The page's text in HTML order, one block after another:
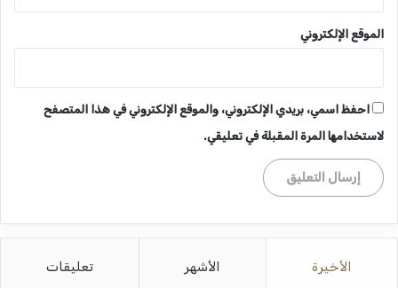
الموقع الإلكتروني
احفظ اسمي، بريدي الإلكتروني، والموقع الإلكتروني في هذا المتصفح
لاستخدامها المرة المقبلة في تعليقي.
الأخيرة الأشهر تعليقات